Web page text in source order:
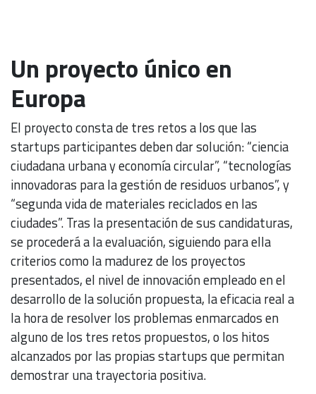
Un proyecto único en
Europa
El proyecto consta de tres retos a los que las
startups participantes deben dar solución: “ciencia
ciudadana urbana y economía circular”, “tecnologías
innovadoras para la gestión de residuos urbanos”, y
“segunda vida de materiales reciclados en las
ciudades”. Tras la presentación de sus candidaturas,
se procederá a la evaluación, siguiendo para ella
criterios como la madurez de los proyectos
presentados, el nivel de innovación empleado en el
desarrollo de la solución propuesta, la eficacia real a
la hora de resolver los problemas enmarcados en
alguno de los tres retos propuestos, o los hitos
alcanzados por las propias startups que permitan
demostrar una trayectoria positiva.